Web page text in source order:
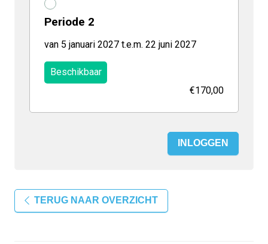
Periode 2
van 5 januari 2027 t.e.m. 22 juni 2027
Beschikbaar
€170,00
INLOGGEN
TERUG NAAR OVERZICHT